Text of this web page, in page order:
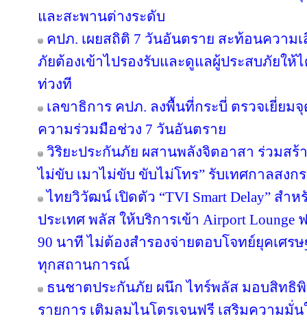
และสะพานต่างระดับ
คปภ. เผยสถิติ 7 วันอันตราย สะท้อนความ
ภัยต้องเข้าไปรองรับและดูแลผู้ประสบภัยให้
ท่วงที
เลขาธิการ คปภ. ลงพื้นที่กระบี่ ตรวจเยี่ย
ความร่วมมือช่วง 7 วันอันตราย
วิริยะประกันภัย ผสานพลังจิตอาสา ร่วมส
ไม่ขับ เมาไม่ขับ ขับไม่โทร” รับเทศกาลสงก
ไทยวิวัฒน์ เปิดตัว “TVI Smart Delay” สำ
ประเทศ พลัส ให้บริการเข้า Airport
90 นาที ไม่ต้องสำรองจ่ายตอบโจทย์ยุคเศ
ทุกสถานการณ์
ธนชาตประกันภัย ผนึก ไทร์พลัส มอบสิทธิ
รายการ เติมลมไนโตรเจนฟรี เสริมความมั่